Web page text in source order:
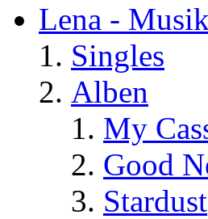
Lena - Musik
Singles
Alben
My
Good
Stardust